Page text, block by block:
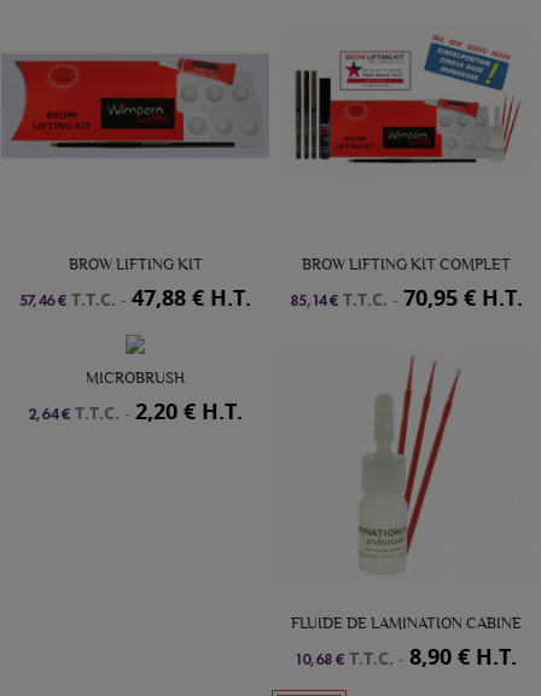
BROW LIFTING KIT
57,46 € T.T.C. - 47,88 € H.T.
BROW LIFTING KIT COMPLET
85,14 € T.T.C. - 70,95 € H.T.
MICROBRUSH
2,64 € T.T.C. - 2,20 € H.T.
FLUIDE DE LAMINATION CABINE
10,68 € T.T.C. - 8,90 € H.T.